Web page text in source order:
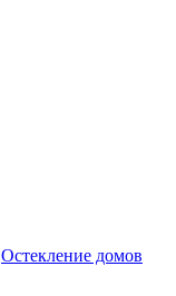
Остекление домов